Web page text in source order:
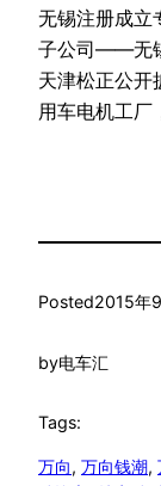
无锡注册成立
子公司——无
天津松正公开
用车电机工厂
Posted2015年
by电车汇
Tags:
万向, 万向钱潮,